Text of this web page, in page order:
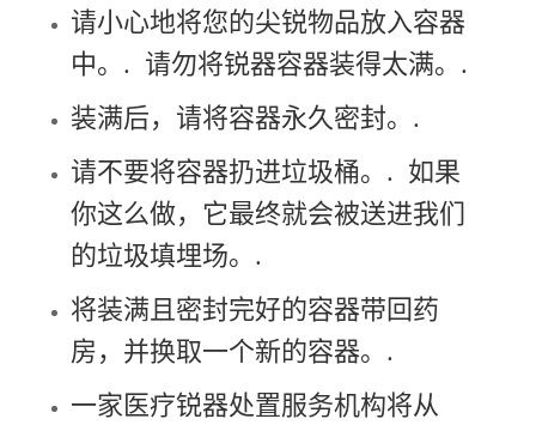
请小心地将您的尖锐物品放入容器
中。. 请勿将锐器容器装得太满。.
装满后，请将容器永久密封。.
请不要将容器扔进垃圾桶。. 如果
你这么做，它最终就会被送进我们
的垃圾填埋场。.
将装满且密封完好的容器带回药
房，并换取一个新的容器。.
一家医疗锐器处置服务机构将从